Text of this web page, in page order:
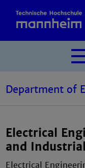
Department of
Electrical
and
Electrical